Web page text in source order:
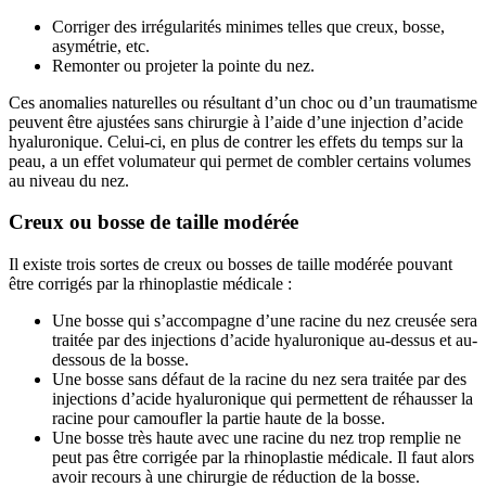
Corriger des irrégularités minimes telles que creux, bosse,
asymétrie, etc.
Remonter ou projeter la pointe du nez.
Ces anomalies naturelles ou résultant d’un choc ou d’un traumatisme
peuvent être ajustées sans chirurgie à l’aide d’une injection d’acide
hyaluronique. Celui-ci, en plus de contrer les effets du temps sur la
peau, a un effet volumateur qui permet de combler certains volumes
au niveau du nez.
Creux ou bosse de taille modérée
Il existe trois sortes de creux ou bosses de taille modérée pouvant
être corrigés par la rhinoplastie médicale :
Une bosse qui s’accompagne d’une racine du nez creusée sera
traitée par des injections d’acide hyaluronique au-dessus et au-
dessous de la bosse.
Une bosse sans défaut de la racine du nez sera traitée par des
injections d’acide hyaluronique qui permettent de réhausser la
racine pour camoufler la partie haute de la bosse.
Une bosse très haute avec une racine du nez trop remplie ne
peut pas être corrigée par la rhinoplastie médicale. Il faut alors
avoir recours à une chirurgie de réduction de la bosse.